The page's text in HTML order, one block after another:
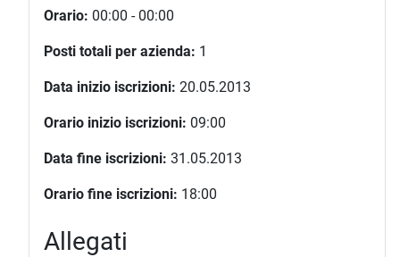
Orario: 00:00 - 00:00
Posti totali per azienda: 1
Data inizio iscrizioni: 20.05.2013
Orario inizio iscrizioni: 09:00
Data fine iscrizioni: 31.05.2013
Orario fine iscrizioni: 18:00
Allegati